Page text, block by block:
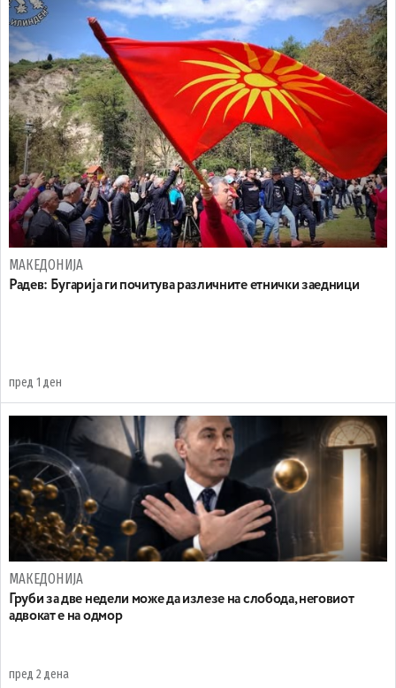
МАКЕДОНИЈА
Радев: Бугарија ги почитува различните етнички заедници
пред 1 ден
МАКЕДОНИЈА
Груби за две недели може да излезе на слобода, неговиот
адвокат е на одмор
пред 2 дена